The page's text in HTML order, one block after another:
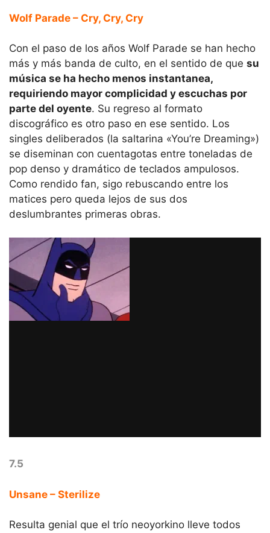
Wolf Parade – Cry, Cry, Cry
Con el paso de los años Wolf Parade se han hecho
más y más banda de culto, en el sentido de que su
música se ha hecho menos instantanea,
requiriendo mayor complicidad y escuchas por
parte del oyente. Su regreso al formato
discográfico es otro paso en ese sentido. Los
singles deliberados (la saltarina «You’re Dreaming»)
se diseminan con cuentagotas entre toneladas de
pop denso y dramático de teclados ampulosos.
Como rendido fan, sigo rebuscando entre los
matices pero queda lejos de sus dos
deslumbrantes primeras obras.
7.5
Unsane – Sterilize
Resulta genial que el trío neoyorkino lleve todos